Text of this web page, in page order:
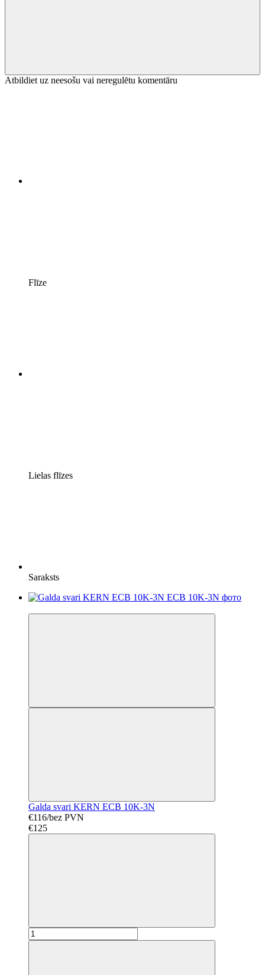
Atbildiet uz neesošu vai neregulētu komentāru
Flīze
Lielas flīzes
Saraksts
Galda svari KERN ECB 10K-3N
€116/bez PVN
€125